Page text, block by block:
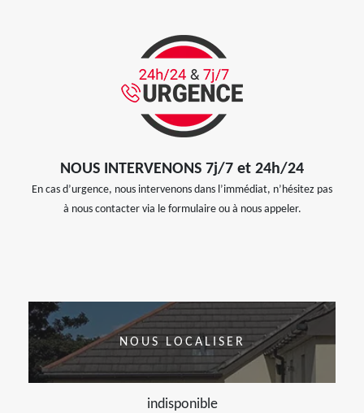
NOUS INTERVENONS 7j/7 et 24h/24
En cas d’urgence, nous intervenons dans l’immédiat, n’hésitez pas
à nous contacter via le formulaire ou à nous appeler.
NOUS LOCALISER
indisponible